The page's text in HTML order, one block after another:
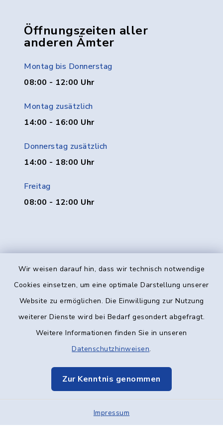
Wir weisen darauf hin, dass wir technisch notwendige
Cookies einsetzen, um eine optimale Darstellung unserer
Website zu ermöglichen. Die Einwilligung zur Nutzung
weiterer Dienste wird bei Bedarf gesondert abgefragt.
Weitere Informationen finden Sie in unseren
Datenschutzhinweisen.
Zur Kenntnis genommen
Impressum
Öffnungszeiten aller
anderen Ämter
Montag bis Donnerstag
08:00 - 12:00 Uhr
Montag zusätzlich
14:00 - 16:00 Uhr
Donnerstag zusätzlich
14:00 - 18:00 Uhr
Freitag
08:00 - 12:00 Uhr
Kontakt
Datenschutz
Elektronische Kommunikation
Sitemap